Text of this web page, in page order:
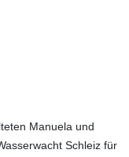
Manuela und
Schleiz für